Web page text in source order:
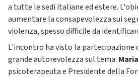
a tutte le sedi italiane ed estere.
aumentare la consapevolezza sui
violenza, spesso difficile da
L'incontro ha visto la partecipazione
grande autorevolezza sul tema:
psicoterapeuta e Presidente della